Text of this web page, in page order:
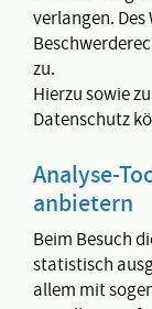
verlangen.
zu.
Hierzu sowie
Datenschutz
Analyse-
anbietern
Beim Besuch
statistisch
allem mit